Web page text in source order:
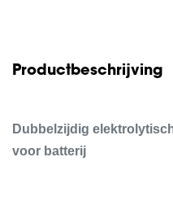
Productbeschrijving
Dubbelzijdig
voor batterij